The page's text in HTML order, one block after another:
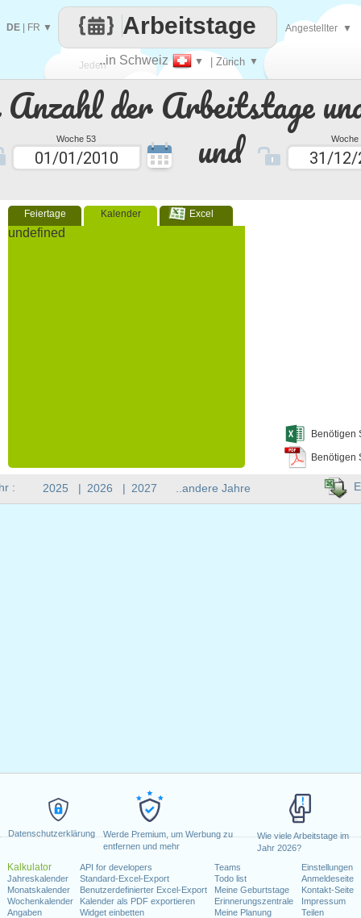
Datenschutzerklärung
Werde Premium, um Werbung zu
entfernen und mehr
Wie viele Arbeitstage im
Jahr 2026?
Kalkulator
Jahreskalender
Monatskalender
Wochenkalender
Angaben
API for developers
Standard-Excel-Export
Benutzerdefinierter Excel-Export
Kalender als PDF exportieren
Widget einbetten
Teams
Todo list
Meine Geburtstage
Erinnerungszentrale
Meine Planung
Einstellungen
Anmeldeseite
Kontakt-Seite
Impressum
Teilen
Anzahl der Arbeitstage
Woche 53 und Woche
Feiertage Kalender Excel
undefined
Benötigen
Benötigen
Jeden
Tag
..in Schweiz ▼ | Zürich ▼
Arbeitstage
DE FR ▼ Angestellter ▼
: 2025 | 2026 | 2027 ..andere Jahre